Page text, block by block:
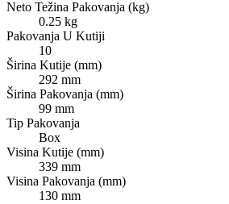
Neto Težina Pakovanja (kg)
0.25 kg
Pakovanja U Kutiji
10
Širina Kutije (mm)
292 mm
Širina Pakovanja (mm)
99 mm
Tip Pakovanja
Box
Visina Kutije (mm)
339 mm
Visina Pakovanja (mm)
130 mm